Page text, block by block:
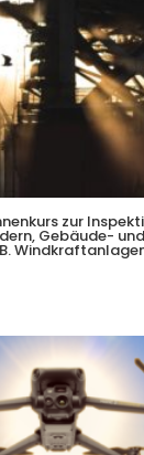
zur
Gebäude- und